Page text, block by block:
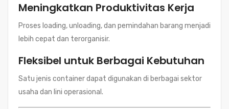
Meningkatkan Produktivitas Kerja
Proses loading, unloading, dan pemindahan barang menjadi
lebih cepat dan terorganisir.
Fleksibel untuk Berbagai Kebutuhan
Satu jenis container dapat digunakan di berbagai sektor
usaha dan lini operasional.